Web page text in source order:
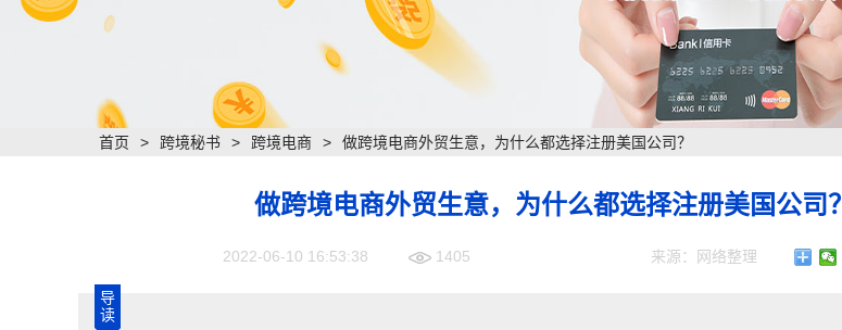
首页 > 跨境秘书 > 跨境电商 > 做跨境电商外贸生意，为什么都选择注册美国公司？
做跨境电商外贸生意，为什么都选择注册美国公司？
2022-06-10 16:53:38 1405 来源：网络整理
导
读